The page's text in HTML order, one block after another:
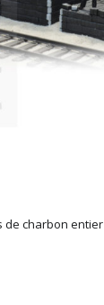
de charbon entier